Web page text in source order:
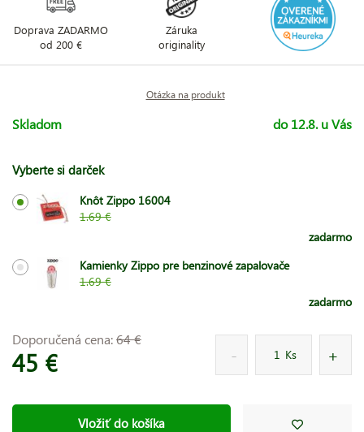
Doprava ZADARMO
od 200 €
Záruka
originality
Otázka na produkt
Skladom do 12.8. u Vás
Vyberte si darček
Knôt Zippo 16004
1.69 €
zadarmo
Kamienky Zippo pre benzinové zapalovače
1.69 €
zadarmo
Doporučená cena:64 €
45 € Ks
Vložiť do košíka